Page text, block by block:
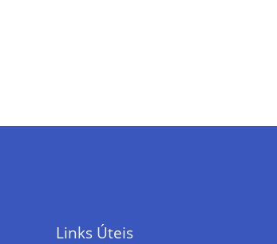
Links Úteis